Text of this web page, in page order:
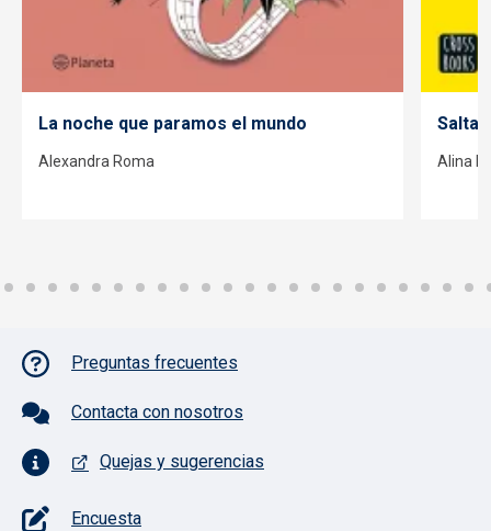
La noche que paramos el mundo
Alexandra Roma Alina
Pie de página con iconos
Preguntas frecuentes
Contacta con nosotros
Quejas y sugerencias
Encuesta